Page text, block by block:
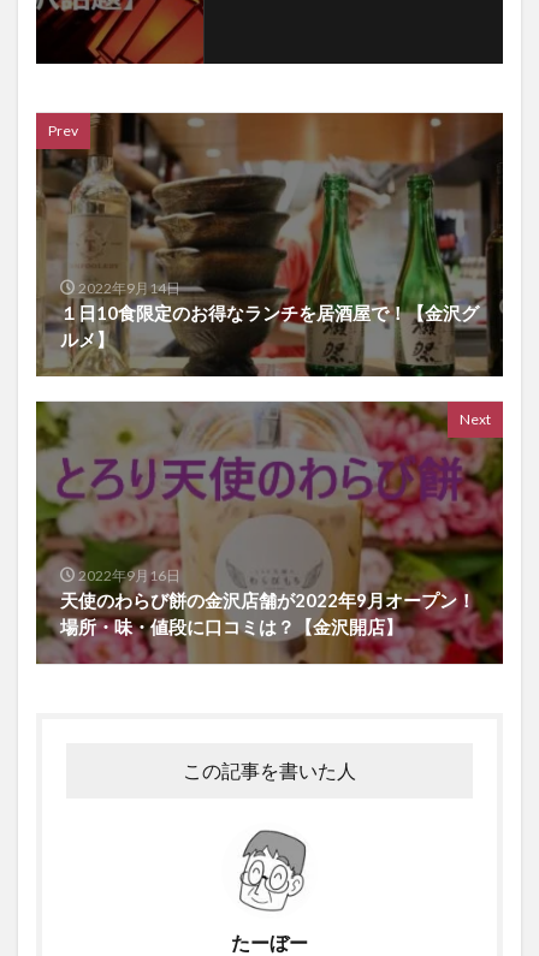
Prev
2022年9月14日
１日10食限定のお得なランチを居酒屋で！【金沢グ
ルメ】
Next
2022年9月16日
天使のわらび餅の金沢店舗が2022年9月オープン！
場所・味・値段に口コミは？【金沢開店】
この記事を書いた人
たーぼー